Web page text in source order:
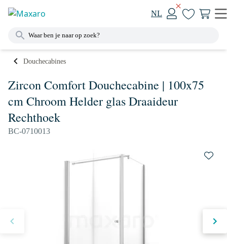
NL
Douchecabines
Zircon Comfort Douchecabine | 100x75
cm Chroom Helder glas Draaideur
Rechthoek
BC-0710013